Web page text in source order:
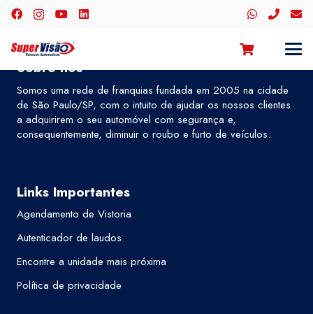
Sobre nós
Somos uma rede de franquias fundada em 2005 na cidade
de São Paulo/SP, com o intuito de ajudar os nossos clientes
a adquirirem o seu automóvel com segurança e,
consequentemente, diminuir o roubo e furto de veículos.
Links Importantes
Agendamento de Vistoria
Autenticador de laudos
Encontre a unidade mais próxima
Política de privacidade